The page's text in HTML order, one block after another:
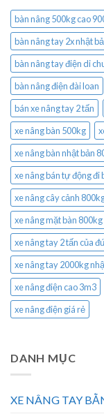
bàn nâng 500kg cao
bàn nâng tay 2x nhật
bàn nâng tay điện di
bàn nâng điện đài loan
bán xe nâng tay 2 tấn
xe nâng bàn 500kg
xe nâng bàn nhật bản
xe nâng bán tự động đi
xe nâng cây cảnh
xe nâng mặt bàn
xe nâng tay 2 tấn của
xe nâng tay 2000kg
xe nâng điện cao 3m3
xe nâng điện giá rẻ
DANH MỤC
XE NÂNG TAY